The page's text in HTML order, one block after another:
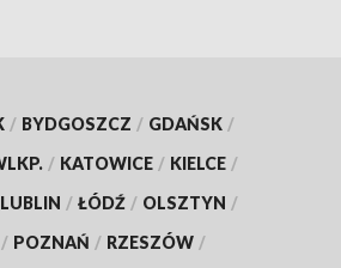
/ BYDGOSZCZ / GDAŃSK /
/ KATOWICE / KIELCE /
LUBLIN / ŁÓDŹ / OLSZTYN /
/ POZNAŃ / RZESZÓW /